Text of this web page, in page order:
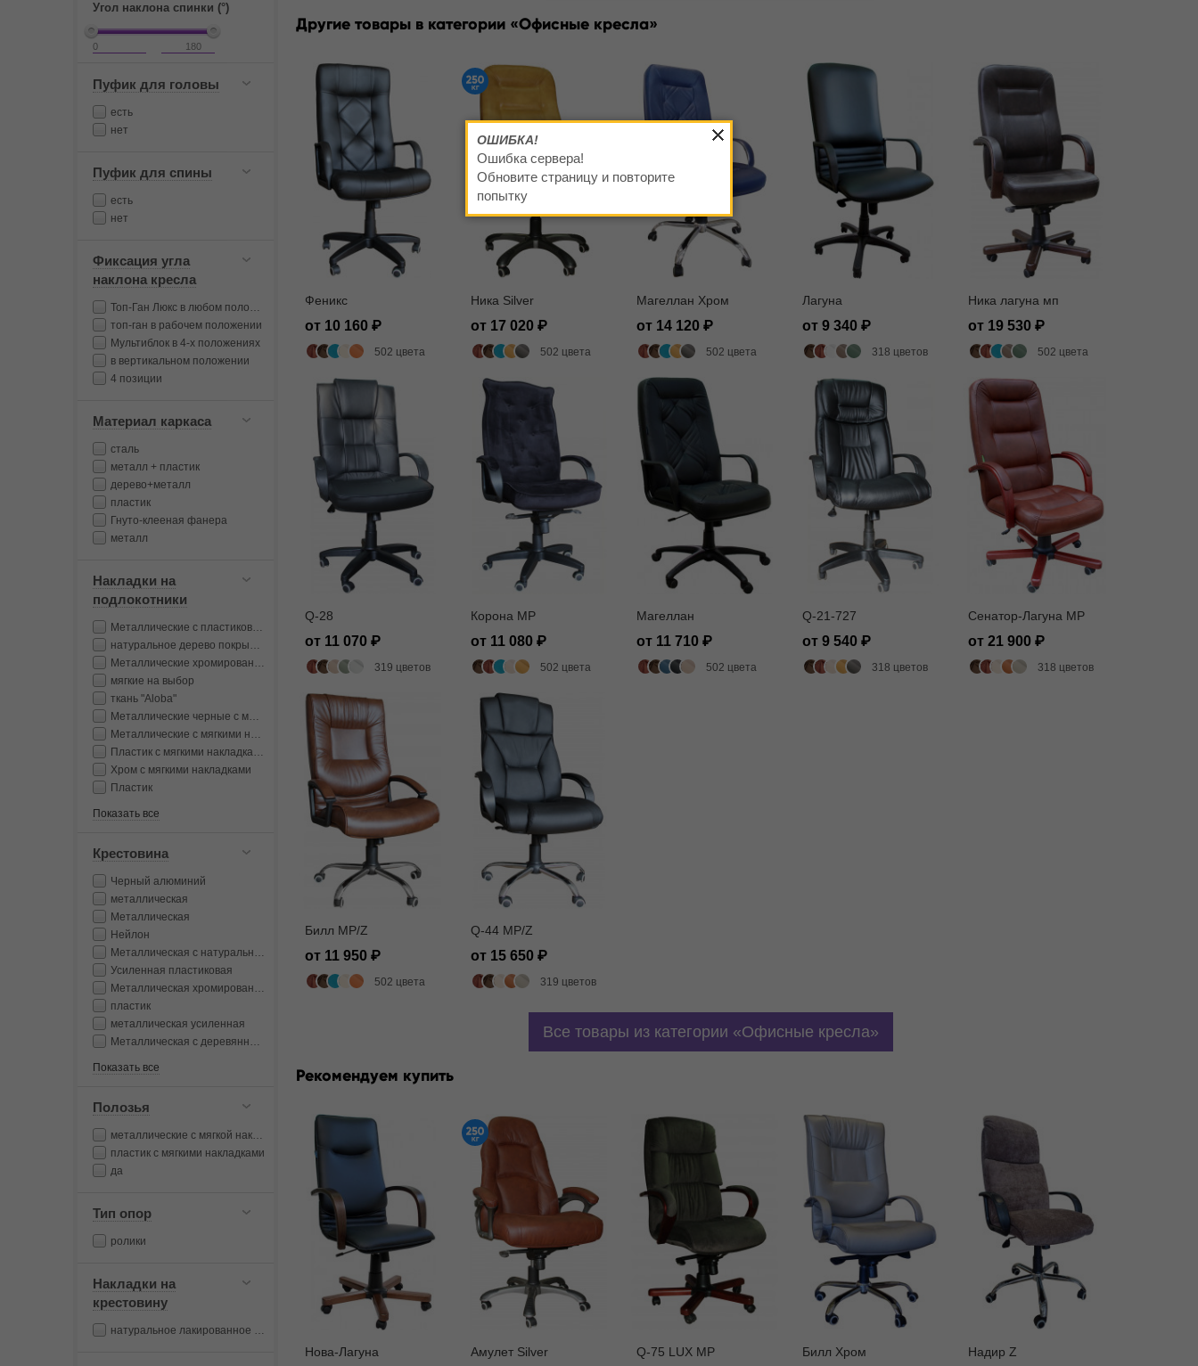
Угол наклона спинки (°)
Пуфик для головы
есть
нет
Пуфик для спины
есть
нет
Фиксация угла
наклона кресла
Топ-Ган Люкс в любом положении
топ-ган в рабочем положении
Мультиблок в 4-х положениях
в вертикальном положении
4 позиции
Материал каркаса
сталь
металл + пластик
дерево+металл
пластик
Гнуто-клееная фанера
металл
Накладки на
подлокотники
Металлические с пластиковыми накладками
натуральное дерево покрытое лаком
Металлические хромированные с мягкими накладками
мягкие на выбор
ткань "Aloba"
Металлические черные с мягкими накладками
Металлические с мягкими накладками
Пластик с мягкими накладками
Хром с мягкими накладками
Пластик
Показать все
Крестовина
Черный алюминий
металлическая
Металлическая
Нейлон
Металлическая с натуральным лакированным деревом
Усиленная пластиковая
Металлическая хромированная
пластик
металлическая усиленная
Металлическая с деревянными накладками
Показать все
Полозья
металлические с мягкой накладкой
пластик с мягкими накладками
да
Тип опор
ролики
Накладки на
крестовину
натуральное лакированное дерево
Другие товары в категории Офисные кресла
Феникс
от 10 160
502 цвета
Ника Silver
от 17 020
502 цвета
Магеллан Хром
от 14 120
502 цвета
Лагуна
от 9 340
318 цветов
Ника лагуна мп
от 19 530
502 цвета
Q-28
от 11 070
319 цветов
Корона MP
от 11 080
502 цвета
Магеллан
от 11 710
502 цвета
Q-21-727
от 9 540
318 цветов
Сенатор-Лагуна MP
от 21 900
318 цветов
Билл MP/Z
от 11 950
502 цвета
Q-44 MP/Z
от 15 650
319 цветов
Все товары из категории Офисные кресла
Рекомендуем купить
Нова-Лагуна Амулет Silver Q-75 LUX MP Билл Хром Надир Z
ОШИБКА!
Ошибка сервера!
Обновите страницу и повторите
попытку